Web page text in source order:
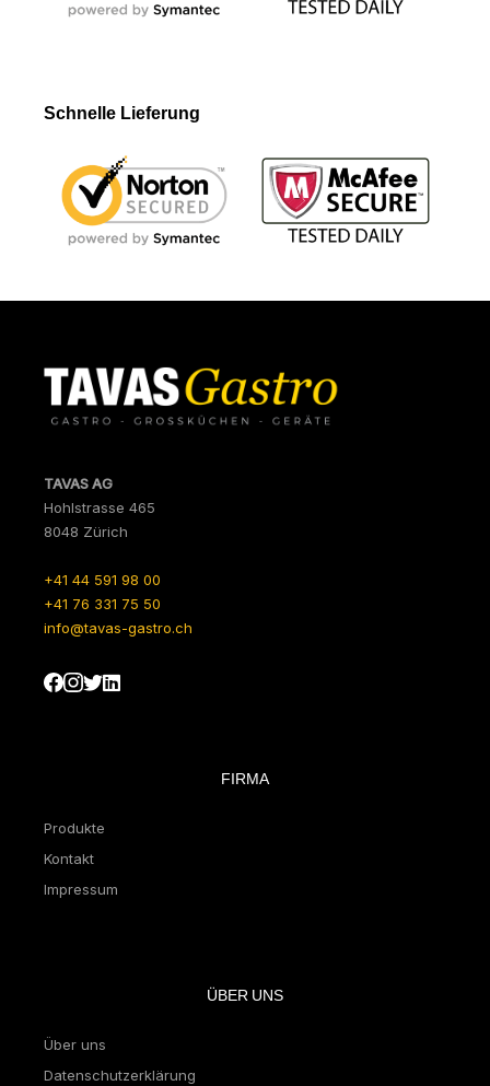
Schnelle Lieferung
TAVAS AG
Hohlstrasse 465
8048 Zürich
+41 44 591 98 00
+41 76 331 75 50
info@tavas-gastro.ch
FIRMA
Produkte
Kontakt
Impressum
ÜBER UNS
Über uns
Datenschutzerklärung